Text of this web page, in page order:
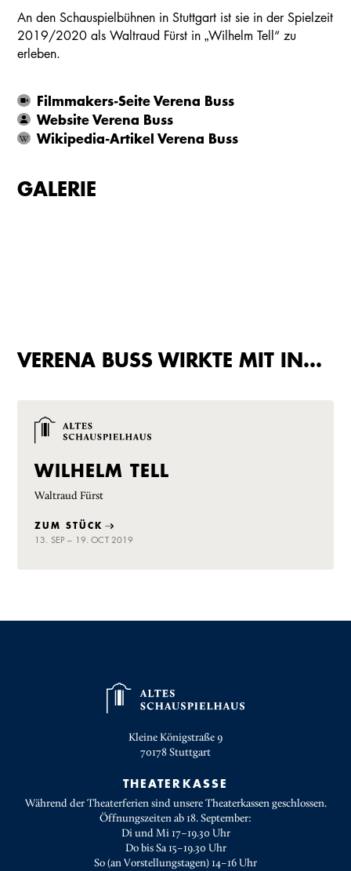
An den Schauspielbühnen in Stuttgart ist sie in der Spielzeit
2019/2020 als Waltraud Fürst in „Wilhelm Tell“ zu
erleben.
Filmmakers-Seite Verena Buss
Website Verena Buss
Wikipedia-Artikel Verena Buss
GALERIE
VERENA BUSS WIRKTE MIT IN…
WILHELM TELL
Waltraud Fürst
ZUM STÜCK
13. SEP – 19. OCT 2019
Kleine Königstraße 9
70178Stuttgart
THEATERKASSE
Während der Theaterferien sind unsere Theaterkassen geschlossen.
Öffnungszeiten ab 18. September:
Di und Mi 17–19.30 Uhr
Do bis Sa 15–19.30 Uhr
So (an Vorstellungstagen) 14–16 Uhr